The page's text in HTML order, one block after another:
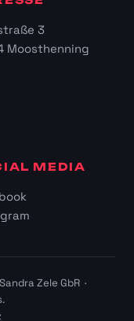
3
Moosthenning
MEDIA
Zele GbR ·